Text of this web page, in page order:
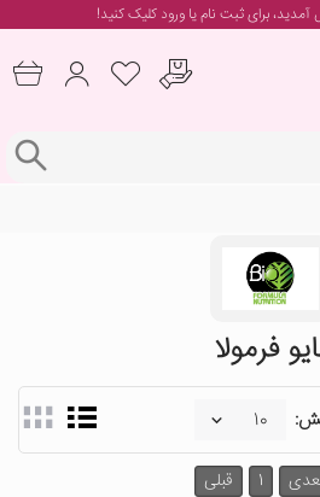
برایثبت نام یا ورودکلیک کنید!
فرمولا
قبلی 1